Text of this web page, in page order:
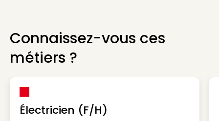
Connaissez-vous ces
métiers ?
Électricien (F/H)